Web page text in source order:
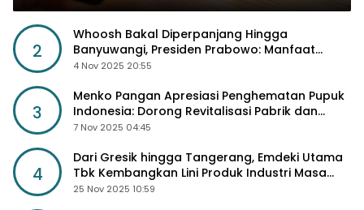
2
Whoosh Bakal Diperpanjang Hingga
Banyuwangi, Presiden Prabowo: Manfaat
Sosial Lebih Besar
4 Nov 2025 20:55
3
Menko Pangan Apresiasi Penghematan Pupuk
Indonesia: Dorong Revitalisasi Pabrik dan
Diskon Harga Pupuk
7 Nov 2025 04:45
4
Dari Gresik hingga Tangerang, Emdeki Utama
Tbk Kembangkan Lini Produk Industri Masa
Depan
25 Nov 2025 10:59